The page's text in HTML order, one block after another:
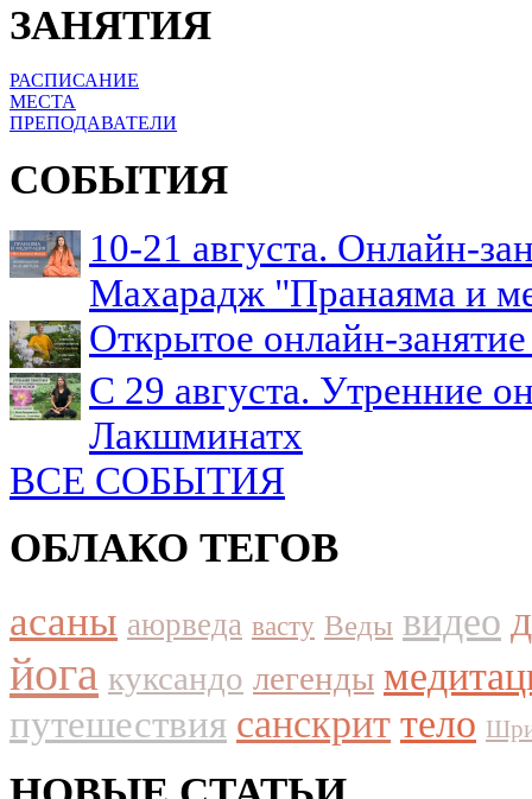
ЗАНЯТИЯ
РАСПИСАНИЕ
МЕСТА
ПРЕПОДАВАТЕЛИ
СОБЫТИЯ
10-21 августа. Онлайн-
Махарадж "Пранаяма и
Открытое онлайн-
С 29 августа. Утренние
Лакшминатх
ВСЕ СОБЫТИЯ
ОБЛАКО ТЕГОВ
асаны аюрведа васту Веды видео
йога куксандо легенды
путешествия санскрит тело